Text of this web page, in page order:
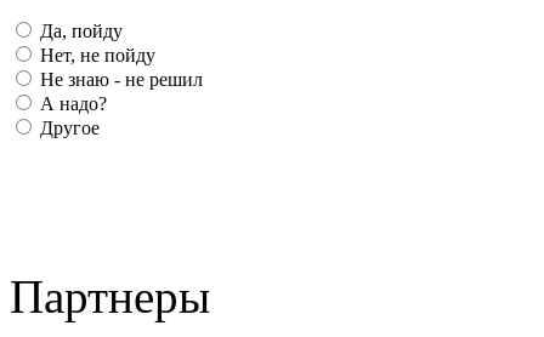
Да, пойду
Нет, не пойду
Не знаю - не решил
А надо?
Другое
Партнеры